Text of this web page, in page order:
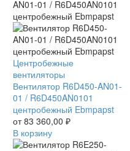
Вентилятор
R6D450-
AN01-
01
/
R6D450AN0101
центробежный
Ebmpapst
Центробежные
вентиляторы
Вентилятор R6D450-AN01-
01 / R6D450AN0101
центробежный Ebmpapst
от83 360,00 ₽
В корзину